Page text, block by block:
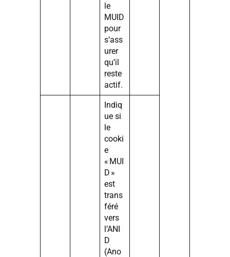
le
MUID
pour
s’ass
urer
qu’il
reste
actif.
Indiq
ue si
le
cooki
e
« MUI
D »
est
trans
féré
vers
l’ANI
D
(Ano